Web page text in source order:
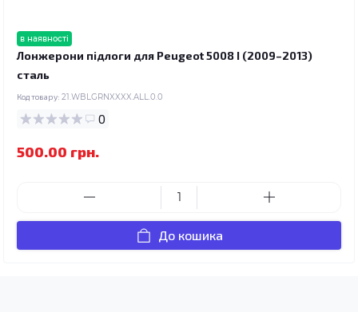
в наявності
Лонжерони підлоги для Peugeot 5008 I (2009–2013)
сталь
Код товару: 21.WBLGRNXXXX.ALL.0.0
0
500.00 грн.
До кошика